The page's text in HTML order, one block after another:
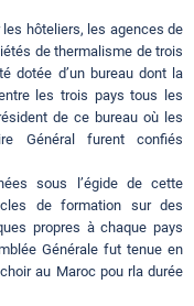
hôteliers, les agences de
de thermalisme de trois
dotée d’un bureau dont la
les trois pays tous les
de ce bureau où les
Général furent confiés
sous l’égide de cette
de formation sur des
propres à chaque pays
Générale fut tenue en
au Maroc pou rla durée